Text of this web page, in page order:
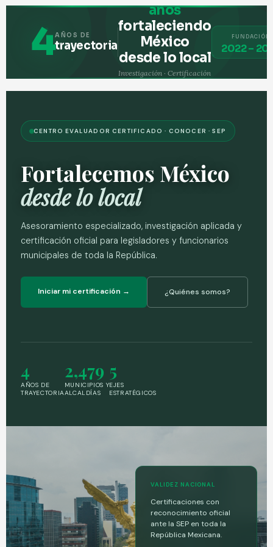
4AÑOS DE
trayectoria
años
fortaleciendo
México
desde lo local
Investigación · Certificación
municipal
FUNDACIÓN
2022 –
CENTRO EVALUADOR CERTIFICADO · CONOCER · SEP
Fortalecemos México
desde lo local
Asesoramiento especializado, investigación aplicada y
certificación oficial para legisladores y funcionarios
municipales de toda la República.
Iniciar mi certificación → ¿Quiénes somos?
4
AÑOS DE
TRAYECTORIA
2,479
MUNICIPIOS Y
ALCALDÍAS
5
EJES
ESTRATÉGICOS
VALIDEZ NACIONAL
Certificaciones con
reconocimiento oficial
ante la SEP en toda la
República Mexicana.
S
S
O